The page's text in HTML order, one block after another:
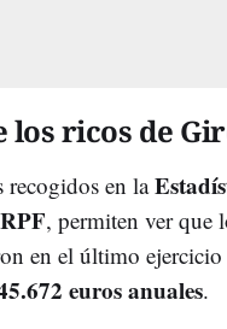
los ricos de
en la
, permiten ver que
en el último
euros anuales.